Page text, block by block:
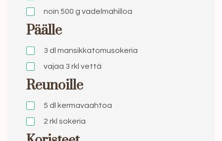
noin 500 g vadelmahilloa
Päälle
3 dl mansikkatomusokeria
vajaa 3 rkl vettä
Reunoille
5 dl
kermavaahtoa
2 rkl sokeria